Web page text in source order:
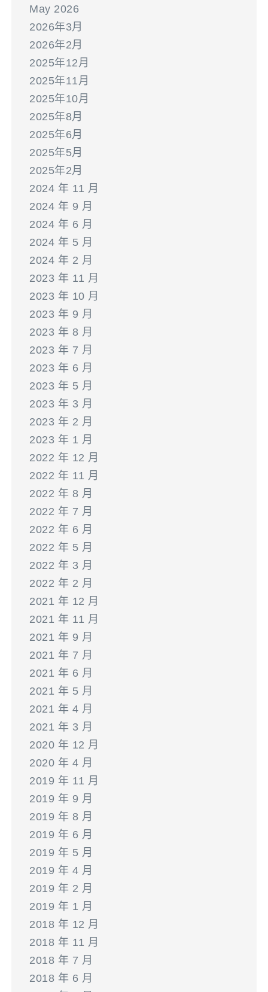
May 2026
2026年3月
2026年2月
2025年12月
2025年11月
2025年10月
2025年8月
2025年6月
2025年5月
2025年2月
2024 年 11 月
2024 年 9 月
2024 年 6 月
2024 年 5 月
2024 年 2 月
2023 年 11 月
2023 年 10 月
2023 年 9 月
2023 年 8 月
2023 年 7 月
2023 年 6 月
2023 年 5 月
2023 年 3 月
2023 年 2 月
2023 年 1 月
2022 年 12 月
2022 年 11 月
2022 年 8 月
2022 年 7 月
2022 年 6 月
2022 年 5 月
2022 年 3 月
2022 年 2 月
2021 年 12 月
2021 年 11 月
2021 年 9 月
2021 年 7 月
2021 年 6 月
2021 年 5 月
2021 年 4 月
2021 年 3 月
2020 年 12 月
2020 年 4 月
2019 年 11 月
2019 年 9 月
2019 年 8 月
2019 年 6 月
2019 年 5 月
2019 年 4 月
2019 年 2 月
2019 年 1 月
2018 年 12 月
2018 年 11 月
2018 年 7 月
2018 年 6 月